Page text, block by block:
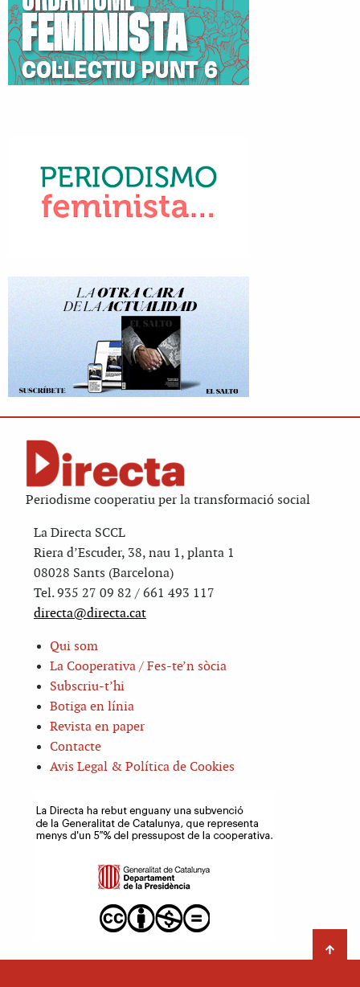
Periodisme cooperatiu per la transformació social
La Directa SCCL
Riera d’Escuder, 38, nau 1, planta 1
08028 Sants (Barcelona)
Tel. 935 27 09 82 / 661 493 117
directa@directa.cat
Qui som
La Cooperativa / Fes-te’n sòcia
Subscriu-t’hi
Botiga en línia
Revista en paper
Contacte
Avis Legal & Política de Cookies